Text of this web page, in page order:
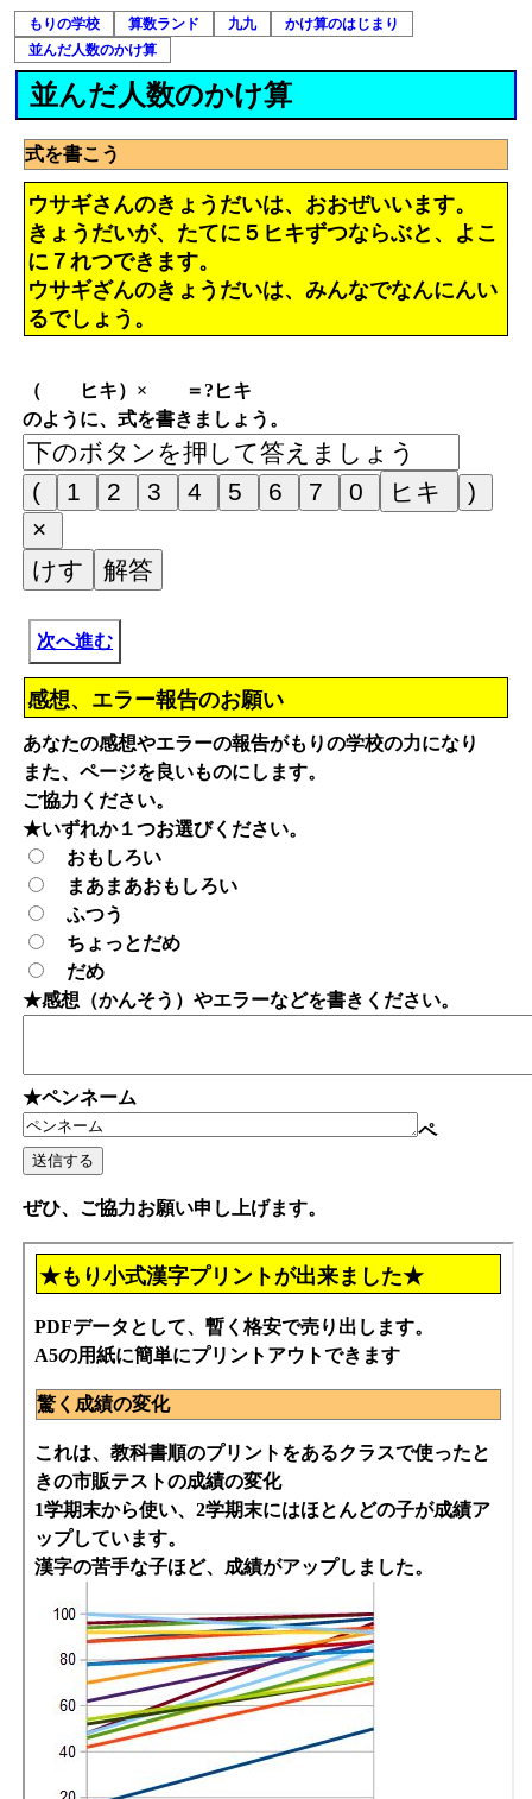
もりの学校 算数ランド 九九
かけ算のはじまり
並んだ人数のかけ算
並んだ人数のかけ算
式を書こう
ウサギさんのきょうだいは、おおぜいいます。
きょうだいが、たてに５ヒキずつならぶと、よこ
に７れつできます。
ウサギざんのきょうだいは、みんなでなんにんい
るでしょう。
（ ヒキ）× ＝?ヒキ
のように、式を書きましょう。
次へ進む
感想、エラー報告のお願い
あなたの感想やエラーの報告がもりの学校の力になり
また、ページを良いものにします。
ご協力ください。
★いずれか１つお選びください。
おもしろい
まあまあおもしろい
ふつう
ちょっとだめ
だめ
★感想（かんそう）やエラーなどを書きください。
★ペンネーム
ペ
ぜひ、ご協力お願い申し上げます。